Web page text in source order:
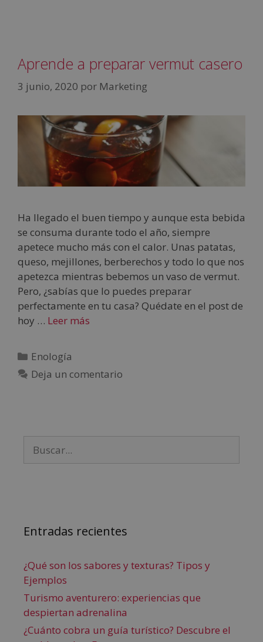
Aprende a preparar vermut casero
3 junio, 2020 por Marketing
Ha llegado el buen tiempo y aunque esta bebida
se consuma durante todo el año, siempre
apetece mucho más con el calor. Unas patatas,
queso, mejillones, berberechos y todo lo que nos
apetezca mientras bebemos un vaso de vermut.
Pero, ¿sabías que lo puedes preparar
perfectamente en tu casa? Quédate en el post de
hoy … Leer más
Enología
Deja un comentario
Entradas recientes
¿Qué son los sabores y texturas? Tipos y
Ejemplos
Turismo aventurero: experiencias que
despiertan adrenalina
¿Cuánto cobra un guía turístico? Descubre el